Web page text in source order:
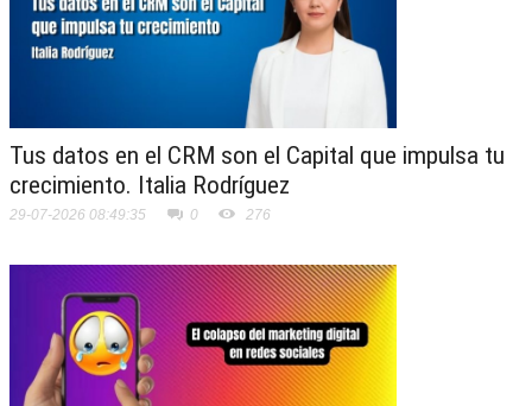
Tus datos en el CRM son el Capital que impulsa tu
crecimiento. Italia Rodríguez
29-07-2026 08:49:35 0 276